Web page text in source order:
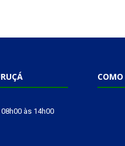
às 14h00
COMO